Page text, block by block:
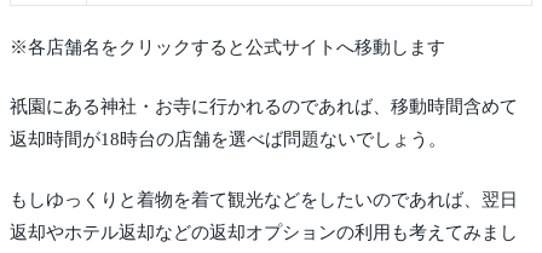
※各店舗名をクリックすると公式サイトへ移動します
祇園にある神社・お寺に行かれるのであれば、移動時間含めて
返却時間が18時台の店舗を選べば問題ないでしょう。
もしゆっくりと着物を着て観光などをしたいのであれば、翌日
返却やホテル返却などの返却オプションの利用も考えてみまし